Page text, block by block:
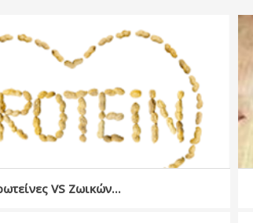
18
ΔΕΚ
Ginseng Το